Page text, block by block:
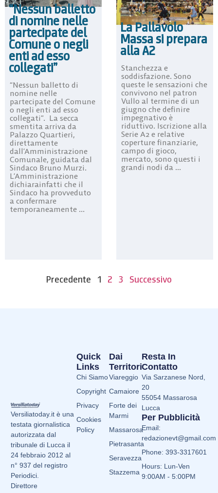
“Nessun balletto
di nomine nelle
partecipate del
Comune o negli
enti ad esso
collegati”
“Nessun balletto di
nomine nelle
partecipate del Comune
o negli enti ad esso
collegati”.  La secca
smentita arriva da
Palazzo Quartieri,
direttamente
dall’Amministrazione
Comunale, guidata dal
Sindaco Bruno Murzi.
L’Amministrazione
dichiarainfatti che il
Sindaco ha provveduto
a confermare
temporaneamente ...
La Pallavolo
Massa si prepara
alla A2
Stanchezza e
soddisfazione. Sono
queste le sensazioni che
convivono nel patron
Vullo al termine di un
giugno che definire
impegnativo è
riduttivo. Iscrizione alla
Serie A2 e relative
coperture finanziarie,
campo di gioco,
mercato, sono questi i
grandi nodi da ...
Precedente 1 2 3 Successivo
Versiliatoday.it è una
testata giornalistica
autorizzata dal
tribunale di Lucca il
24 febbraio 2012 al
n° 937 del registro
Periodici.
Direttore
Dai
Territori
Viareggio
Camaiore
Forte dei
Marmi
Massarosa
Pietrasanta
Seravezza
Stazzema
Quick
Links
Chi Siamo
Copyright
Privacy
Cookies
Policy
Resta In
Contatto
Via Sarzanese Nord,
20
55054 Massarosa
Lucca
Per Pubblicità
Email:
redazionevt@gmail.com
Phone: 393-3317601
Hours: Lun-Ven
9:00AM - 5:00PM